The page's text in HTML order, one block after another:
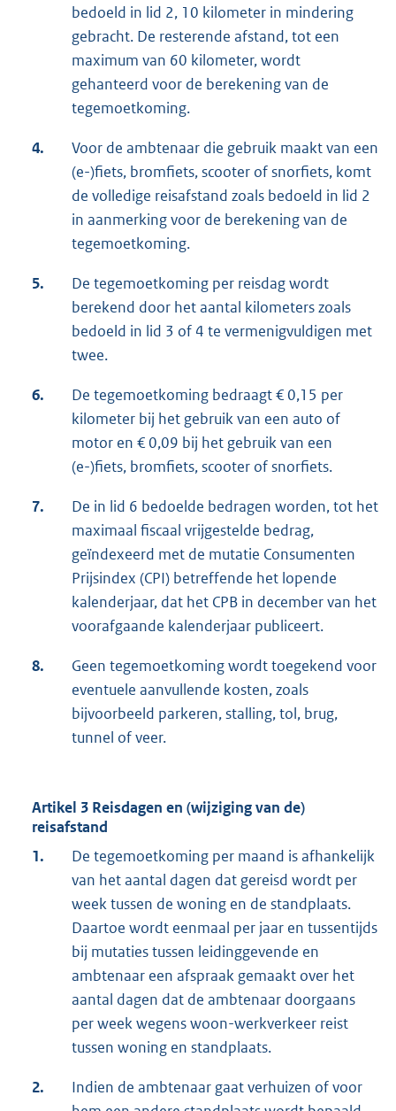
bedoeld in lid 2, 10 kilometer in mindering
gebracht. De resterende afstand, tot een
maximum van 60 kilometer, wordt
gehanteerd voor de berekening van de
tegemoetkoming.
4.
Voor de ambtenaar die gebruik maakt van een
(e-)fiets, bromfiets, scooter of snorfiets, komt
de volledige reisafstand zoals bedoeld in lid 2
in aanmerking voor de berekening van de
tegemoetkoming.
5.
De tegemoetkoming per reisdag wordt
berekend door het aantal kilometers zoals
bedoeld in lid 3 of 4 te vermenigvuldigen met
twee.
6.
De tegemoetkoming bedraagt € 0,15 per
kilometer bij het gebruik van een auto of
motor en € 0,09 bij het gebruik van een
(e-)fiets, bromfiets, scooter of snorfiets.
7.
De in lid 6 bedoelde bedragen worden, tot het
maximaal fiscaal vrijgestelde bedrag,
geïndexeerd met de mutatie Consumenten
Prijsindex (CPI) betreffende het lopende
kalenderjaar, dat het CPB in december van het
voorafgaande kalenderjaar publiceert.
8.
Geen tegemoetkoming wordt toegekend voor
eventuele aanvullende kosten, zoals
bijvoorbeeld parkeren, stalling, tol, brug,
tunnel of veer.
Artikel 3 Reisdagen en (wijziging van de)
reisafstand
1.
De tegemoetkoming per maand is afhankelijk
van het aantal dagen dat gereisd wordt per
week tussen de woning en de standplaats.
Daartoe wordt eenmaal per jaar en tussentijds
bij mutaties tussen leidinggevende en
ambtenaar een afspraak gemaakt over het
aantal dagen dat de ambtenaar doorgaans
per week wegens woon-werkverkeer reist
tussen woning en standplaats.
2.
Indien de ambtenaar gaat verhuizen of voor